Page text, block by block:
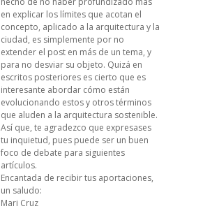
en explicar los límites que acotan el
concepto, aplicado a la arquitectura y la
ciudad, es simplemente por no
extender el post en más de un tema, y
para no desviar su objeto. Quizá en
escritos posteriores es cierto que es
interesante abordar cómo están
evolucionando estos y otros términos
que aluden a la arquitectura sostenible.
Así que, te agradezco que expresases
tu inquietud, pues puede ser un buen
foco de debate para siguientes
artículos.
Encantada de recibir tus aportaciones,
un saludo:
Mari Cruz